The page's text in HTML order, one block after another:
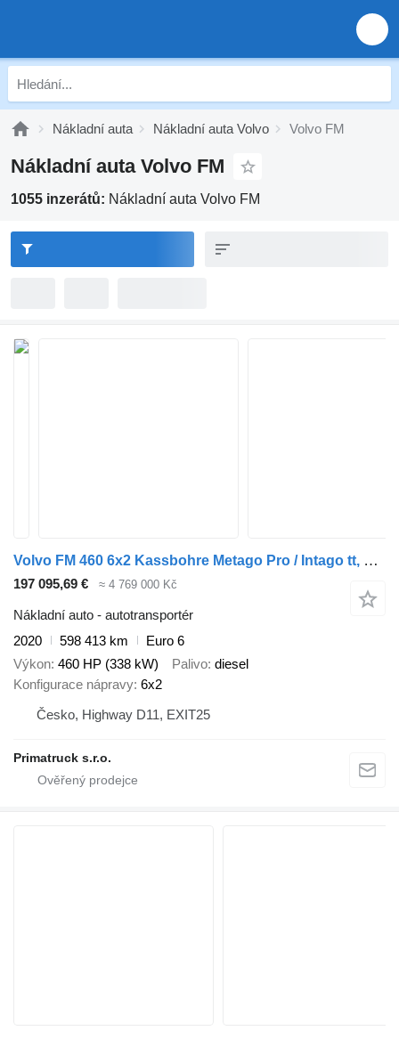
Nákladní auta Nákladní auta Volvo Volvo FM
Nákladní auta Volvo FM
1055 inzerátů: Nákladní auta Volvo FM
Volvo FM 460 6x2 Kassbohre Metago Pro / Intago tt, VDI
197 095,69 € ≈ 4 769 000 Kč
Nákladní auto - autotransportér
2020
598 413 km
Euro 6
Výkon 460 HP (338 kW) Palivo diesel
Konfigurace nápravy 6x2
Česko, Highway D11, EXIT25
Primatruck s.r.o.